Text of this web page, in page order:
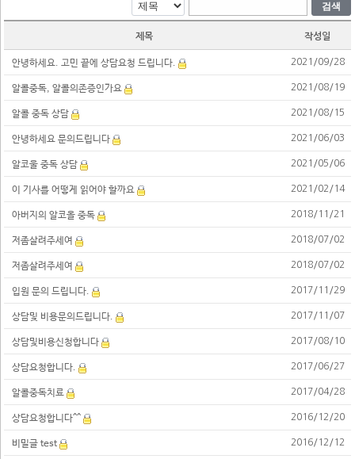
조현병(정신분열증) 자가진단
검색
제목 작성일
안녕하세요. 고민 끝에 상담요청 드립니다. 2021/09/28
알콜중독, 알콜의존증인가요 2021/08/19
알콜 중독 상담 2021/08/15
안녕하세요 문의드립니다 2021/06/03
알코울 중독 상담 2021/05/06
이 기사를 어떻게 읽어야 할까요 2021/02/14
아버지의 알코올 중독 2018/11/21
저좀살려주세여 2018/07/02
저좀살려주세여 2018/07/02
입원 문의 드립니다. 2017/11/29
상담및 비용문의드립니다. 2017/11/07
상담및비용신청합니다 2017/08/10
상담요청합니다. 2017/06/27
알콜중독치료 2017/04/28
상담요청합니다^^ 2016/12/20
비밀글 test 2016/12/12